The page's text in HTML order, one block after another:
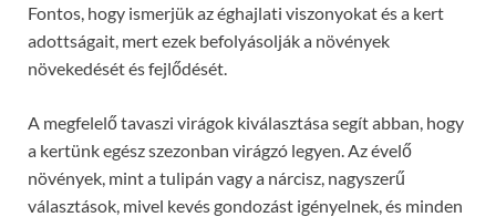
Fontos, hogy ismerjük az éghajlati viszonyokat és a kert
adottságait, mert ezek befolyásolják a növények
növekedését és fejlődését.
A megfelelő tavaszi virágok kiválasztása segít abban, hogy
a kertünk egész szezonban virágzó legyen. Az évelő
növények, mint a tulipán vagy a nárcisz, nagyszerű
választások, mivel kevés gondozást igényelnek, és minden